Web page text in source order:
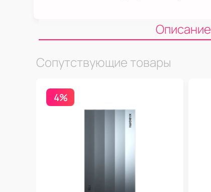
Описание
Сопутствующие товары
4%